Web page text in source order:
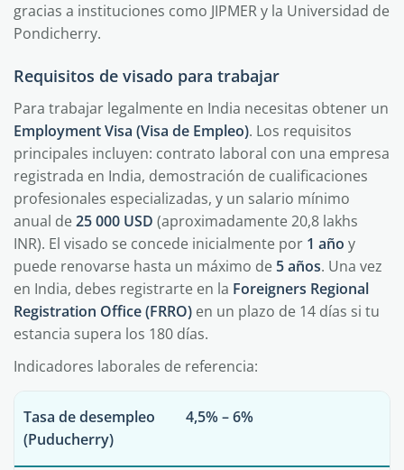
gracias a instituciones como JIPMER y la Universidad de
Pondicherry.
Requisitos de visado para trabajar
Para trabajar legalmente en India necesitas obtener un
Employment Visa (Visa de Empleo). Los requisitos
principales incluyen: contrato laboral con una empresa
registrada en India, demostración de cualificaciones
profesionales especializadas, y un salario mínimo
anual de25 000 USD (aproximadamente 20,8 lakhs
INR). El visado se concede inicialmente por 1 año y
puede renovarse hasta un máximo de 5 años. Una vez
en India, debes registrarte en la Foreigners Regional
Registration Office (FRRO) en un plazo de 14 días si tu
estancia supera los 180 días.
Indicadores laborales de referencia:
Tasa de desempleo
(Puducherry)
4,5% – 6%